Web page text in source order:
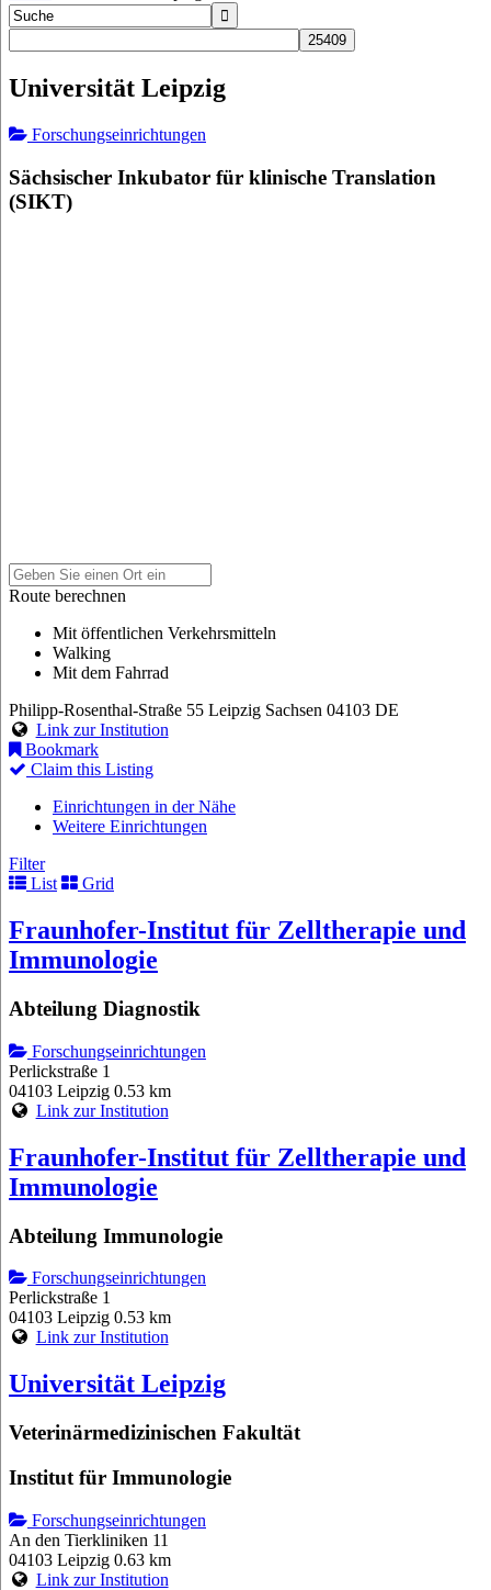
Universität Leipzig
Forschungseinrichtungen
Sächsischer Inkubator für klinische Translation
(SIKT)
Route berechnen
Mit öffentlichen Verkehrsmitteln
Walking
Mit dem Fahrrad
Philipp-Rosenthal-Straße 55 Leipzig Sachsen 04103 DE
Link zur Institution
Bookmark
Claim this Listing
Einrichtungen in der Nähe
Weitere Einrichtungen
Filter
List
Grid
Fraunhofer-Institut für Zelltherapie und
Immunologie
Abteilung Diagnostik
Forschungseinrichtungen
Perlickstraße 1
04103 Leipzig 0.53 km
Link zur Institution
Fraunhofer-Institut für Zelltherapie und
Immunologie
Abteilung Immunologie
Forschungseinrichtungen
Perlickstraße 1
04103 Leipzig 0.53 km
Link zur Institution
Universität Leipzig
Veterinärmedizinischen Fakultät
Institut für Immunologie
Forschungseinrichtungen
An den Tierkliniken 11
04103 Leipzig 0.63 km
Link zur Institution